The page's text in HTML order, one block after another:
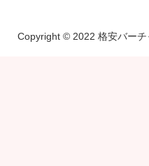
Copyright © 2022 格安バーチ